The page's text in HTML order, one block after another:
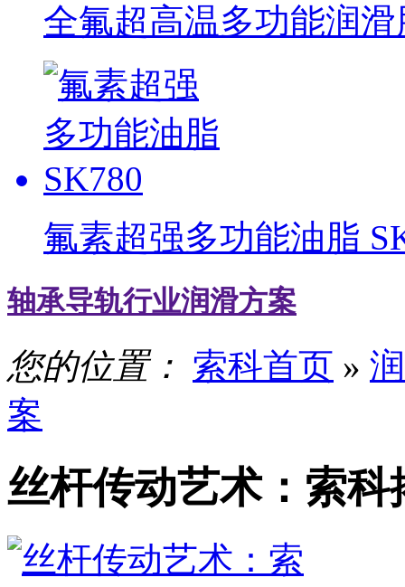
全氟超高温多功能润滑
氟素超强多功能油脂
轴承导轨行业润滑方案
您的位置： 索科首页 »
案
丝杆传动艺术：索